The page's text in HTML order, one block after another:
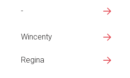
-
Wincenty
Regina